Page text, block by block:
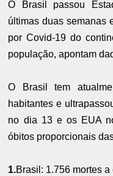
O Brasil passou
últimas duas semanas
por Covid-19 do
população, apontam
O Brasil tem
habitantes e
no dia 13 e os EUA
óbitos proporcionais
1.Brasil: 1.756 mortes